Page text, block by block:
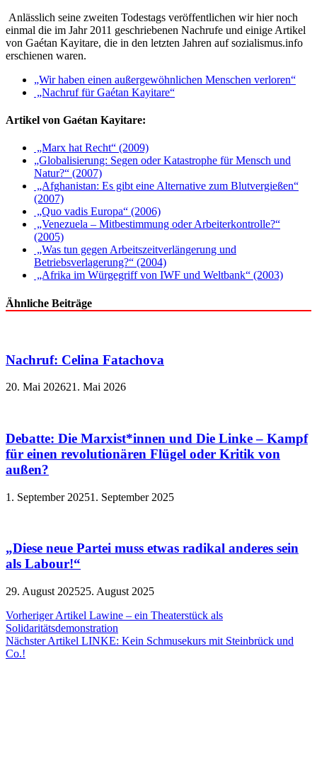
Anlässlich seine zweiten Todestags veröffentlichen wir hier noch
einmal die im Jahr 2011 geschriebenen Nachrufe und einige Artikel
von Gaétan Kayitare, die in den letzten Jahren auf sozialismus.info
erschienen waren.
„Wir haben einen außergewöhnlichen Menschen verloren“
„Nachruf für Gaétan Kayitare“
Artikel von Gaétan Kayitare:
„Marx hat Recht“ (2009)
„Globalisierung: Segen oder Katastrophe für Mensch und
Natur?“ (2007)
„Afghanistan: Es gibt eine Alternative zum Blutvergießen“
(2007)
„Quo vadis Europa“ (2006)
„Venezuela – Mitbestimmung oder Arbeiterkontrolle?“
(2005)
„Was tun gegen Arbeitszeitverlängerung und
Betriebsverlagerung?“ (2004)
„Afrika im Würgegriff von IWF und Weltbank“ (2003)
Ähnliche Beiträge
Nachruf: Celina Fatachova
20. Mai 202621. Mai 2026
Debatte: Die Marxist*innen und Die Linke – Kampf
für einen revolutionären Flügel oder Kritik von
außen?
1. September 20251. September 2025
„Diese neue Partei muss etwas radikal anderes sein
als Labour!“
29. August 202525. August 2025
Beitragsnavigation
Vorheriger Artikel Lawine – ein Theaterstück als
Solidaritätsdemonstration
Nächster Artikel LINKE: Kein Schmusekurs mit Steinbrück und
Co.!